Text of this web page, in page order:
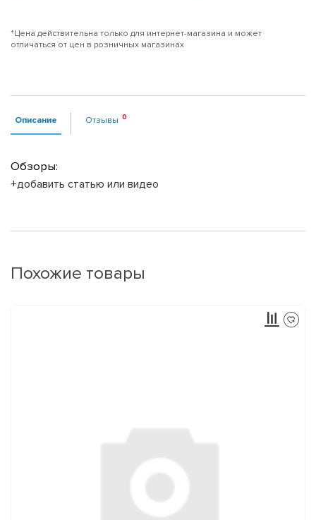
*Цена действительна только для интернет-магазина и может
отличаться от цен в розничных магазинах
Описание Отзывы
Обзоры:
+добавить статью или видео
Похожие товары